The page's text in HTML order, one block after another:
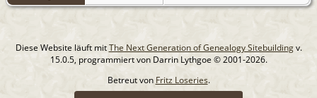
Diese Website läuft mitThe Next Generation of Genealogy Sitebuildingv.
15.0.5, programmiert von Darrin Lythgoe © 2001-2026.
Betreut von Fritz Loseries.